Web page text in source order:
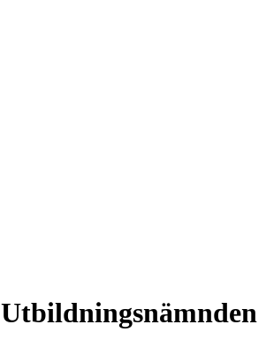
Utbildningsnämnden